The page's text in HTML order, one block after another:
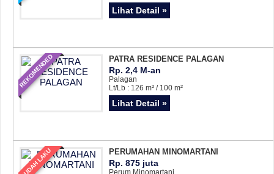
Lihat Detail »
REKOMENDED PATRA RESIDENCE PALAGAN
Rp. 2,4 M-an
Palagan
Lt/Lb : 126 m² / 100 m²
Lihat Detail »
SUDAH LAKU PERUMAHAN MINOMARTANI
Rp. 875 juta
Perum Minomartani